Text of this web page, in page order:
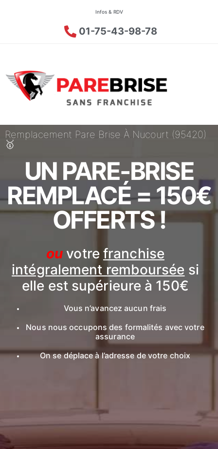
Infos & RDV
01-75-43-98-78
Remplacement Pare Brise À Nucourt (95420)
🥇
UN PARE-BRISE
REMPLACÉ = 150€
OFFERTS !
ou votre franchise
intégralement remboursée si
elle est supérieure à 150€
Vous n’avancez aucun frais
Nous nous occupons des formalités avec votre
assurance
On se déplace à l’adresse de votre choix